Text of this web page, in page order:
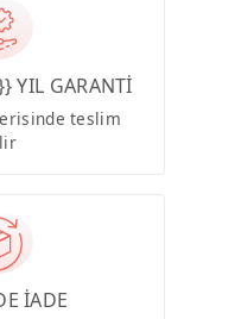
GARANTİ
teslim
İADE